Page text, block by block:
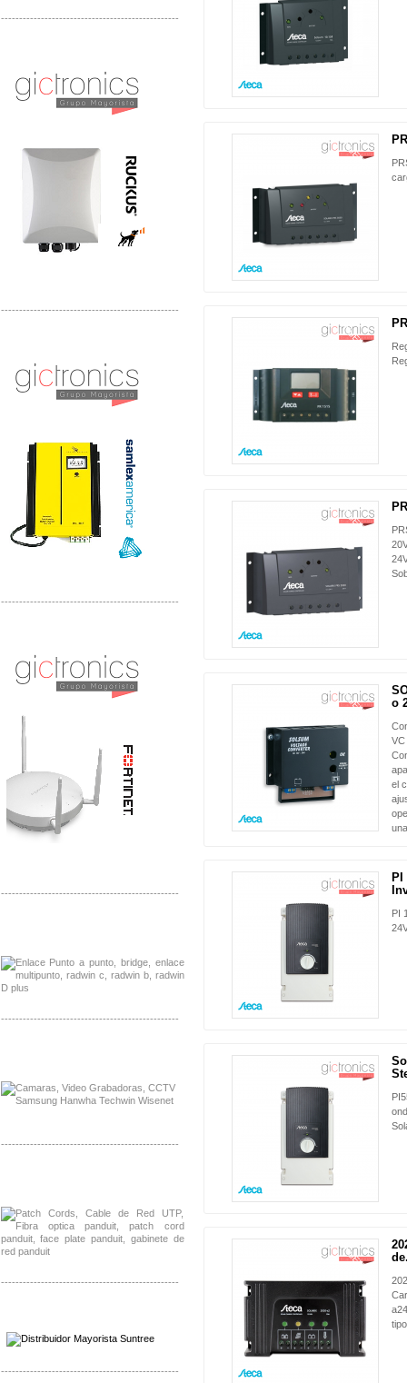
-------------------------------------------------
-------------------------------------------------
-------------------------------------------------
-------------------------------------------------
-------------------------------------------------
-------------------------------------------------
-------------------------------------------------
-------------------------------------------------
NUEVO
NUEVO
NUEVO
NUEVO
o
VC
el
PI
PI
NUEVO